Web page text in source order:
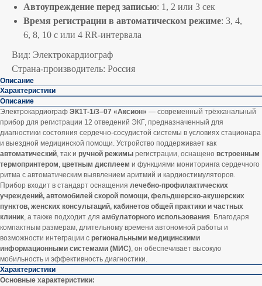
Автоупреждение перед записью: 1, 2 или 3 сек
Время регистрации в автоматическом режиме: 3, 4,
6, 8, 10 с или 4 RR-интервала
Вид: Электрокардиограф
Страна-производитель: Россия
Описание
Характеристики
Описание
Электрокардиограф ЭК1Т-1/3–07 «Аксион» — современный трёхканальный
прибор для регистрации 12 отведений ЭКГ, предназначенный для
диагностики состояния сердечно-сосудистой системы в условиях стационара
и выездной медицинской помощи. Устройство поддерживает как
автоматический, так и ручной режимы регистрации, оснащено встроенным
термопринтером, цветным дисплеем и функциями мониторинга сердечного
ритма с автоматическим выявлением аритмий и кардиостимуляторов.
Прибор входит в стандарт оснащения лечебно-профилактических
учреждений, автомобилей скорой помощи, фельдшерско-акушерских
пунктов, женских консультаций, кабинетов общей практики и частных
клиник, а также подходит для амбулаторного использования. Благодаря
компактным размерам, длительному времени автономной работы и
возможности интеграции с региональными медицинскими
информационными системами (МИС), он обеспечивает высокую
мобильность и эффективность диагностики.
Характеристики
Основные характеристики: